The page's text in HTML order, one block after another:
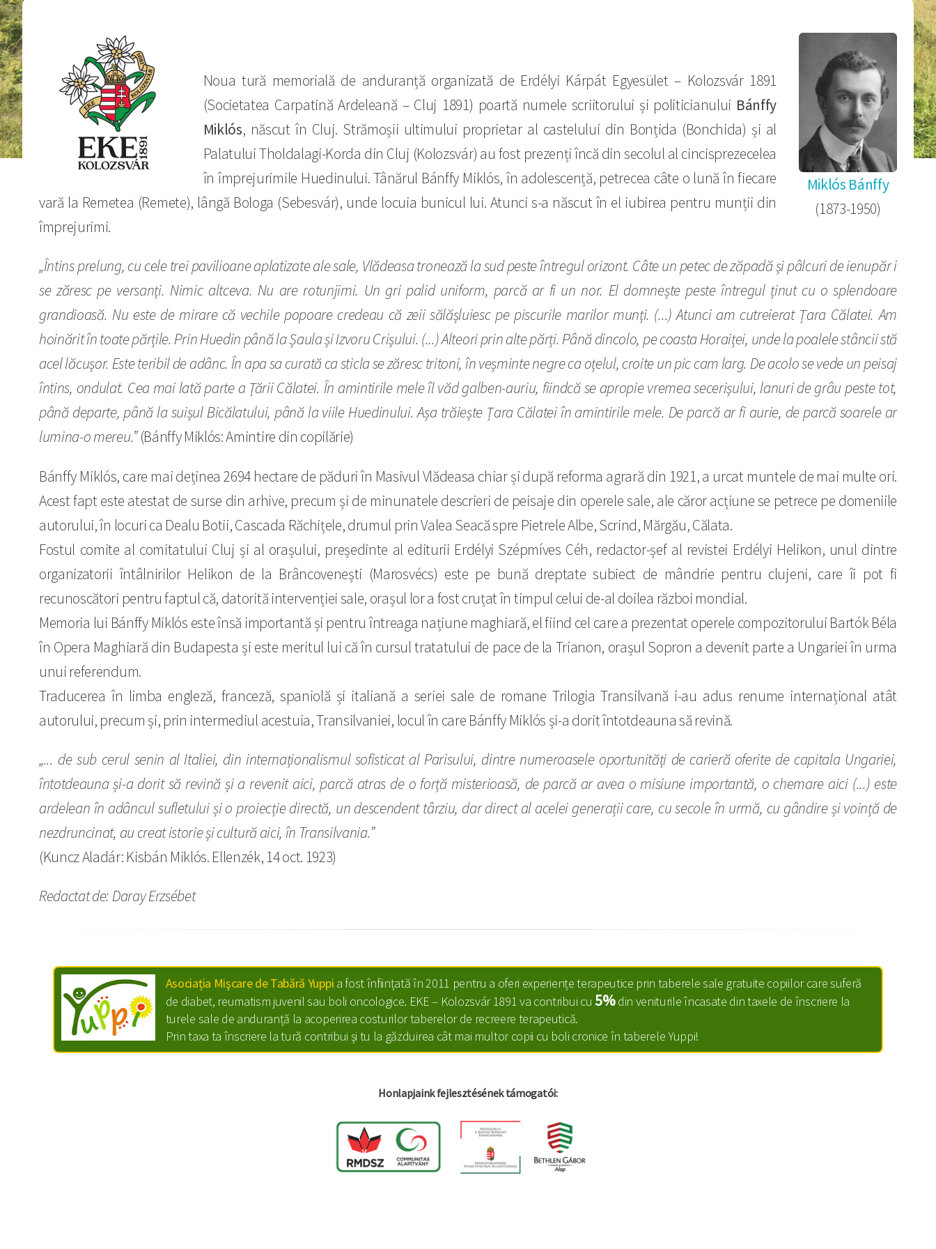
Miklós Bánffy
(1873-1950)
Noua tură memorială de anduranță organizată de Erdélyi Kárpát Egyesület – Kolozsvár 1891
(Societatea Carpatină Ardeleană – Cluj 1891) poartă numele scriitorului și politicianului Bánffy
Miklós, născut în Cluj. Strămoșii ultimului proprietar al castelului din Bonțida (Bonchida) și al
Palatului Tholdalagi-Korda din Cluj (Kolozsvár) au fost prezenți încă din secolul al cincisprezecelea
în împrejurimile Huedinului. Tânărul Bánffy Miklós, în adolescență, petrecea câte o lună în fiecare
vară la Remetea (Remete), lângă Bologa (Sebesvár), unde locuia bunicul lui. Atunci s-a născut în el iubirea pentru munții din
împrejurimi.
„Întins prelung, cu cele trei pavilioane aplatizate ale sale, Vlădeasa tronează la sud peste întregul orizont. Câte un petec de zăpadă și pâlcuri de ienupăr i
se zăresc pe versanți. Nimic altceva. Nu are rotunjimi. Un gri palid uniform, parcă ar fi un nor. El domnește peste întregul ținut cu o splendoare
grandioasă. Nu este de mirare că vechile popoare credeau că zeii sălășluiesc pe piscurile marilor munți. (...) Atunci am cutreierat Țara Călatei. Am
hoinărit în toate părțile. Prin Huedin până la Șaula și Izvoru Crișului. (...) Alteori prin alte părți. Până dincolo, pe coasta Horaiței, unde la poalele stâncii stă
acel lăcușor. Este teribil de adânc. În apa sa curată ca sticla se zăresc tritoni, în veșminte negre ca oțelul, croite un pic cam larg. De acolo se vede un peisaj
întins, ondulat. Cea mai lată parte a Țării Călatei. În amintirile mele îl văd galben-auriu, fiindcă se apropie vremea secerișului, lanuri de grâu peste tot,
până departe, până la suișul Bicălatului, până la viile Huedinului. Așa trăiește Țara Călatei în amintirile mele. De parcă ar fi aurie, de parcă soarele ar
lumina-o mereu.”(Bánffy Miklós: Amintire din copilărie)
Bánffy Miklós, care mai deținea 2694 hectare de păduri în Masivul Vlădeasa chiar și după reforma agrară din 1921, a urcat muntele de mai multe ori.
Acest fapt este atestat de surse din arhive, precum și de minunatele descrieri de peisaje din operele sale, ale căror acțiune se petrece pe domeniile
autorului, în locuri ca Dealu Botii, Cascada Răchițele, drumul prin Valea Seacă spre Pietrele Albe, Scrind, Mărgău, Călata.
Fostul comite al comitatului Cluj și al orașului, președinte al editurii Erdélyi Szépmíves Céh, redactor-șef al revistei Erdélyi Helikon, unul dintre
organizatorii întâlnirilor Helikon de la Brâncovenești (Marosvécs) este pe bună dreptate subiect de mândrie pentru clujeni, care îi pot fi
recunoscători pentru faptul că, datorită intervenției sale, orașul lor a fost cruțat în timpul celui de-al doilea război mondial.
Memoria lui Bánffy Miklós este însă importantă și pentru întreaga națiune maghiară, el fiind cel care a prezentat operele compozitorului Bartók Béla
în Opera Maghiară din Budapesta și este meritul lui că în cursul tratatului de pace de la Trianon, orașul Sopron a devenit parte a Ungariei în urma
unui referendum.
Traducerea în limba engleză, franceză, spaniolă și italiană a seriei sale de romane Trilogia Transilvană i-au adus renume internațional atât
autorului, precum și, prin intermediul acestuia, Transilvaniei, locul în care Bánffy Miklós și-a dorit întotdeauna să revină.
„... de sub cerul senin al Italiei, din internaționalismul sofisticat al Parisului, dintre numeroasele oportunități de carieră oferite de capitala Ungariei,
întotdeauna și-a dorit să revină și a revenit aici, parcă atras de o forță misterioasă, de parcă ar avea o misiune importantă, o chemare aici (...) este
ardelean în adâncul sufletului și o proiecție directă, un descendent târziu, dar direct al acelei generații care, cu secole în urmă, cu gândire și voință de
nezdruncinat, au creat istorie și cultură aici, în Transilvania.”
(Kuncz Aladár: Kisbán Miklós. Ellenzék, 14 oct. 1923)
Redactat de: Daray Erzsébet
Asociația Mişcare de Tabără Yuppi a fost înființată în 2011 pentru a oferi experiențe terapeutice prin taberele sale gratuite copiilor care suferă
de diabet, reumatism juvenil sau boli oncologice. EKE – Kolozsvár 1891 va contribui cu 5%din veniturile încasate din taxele de înscriere la
turele sale de anduranță la acoperirea costurilor taberelor de recreere terapeutică.
Prin taxa ta înscriere la tură contribui şi tu la găzduirea cât mai multor copii cu boli cronice în taberele Yuppi!
Honlapjaink fejlesztésének támogatói: